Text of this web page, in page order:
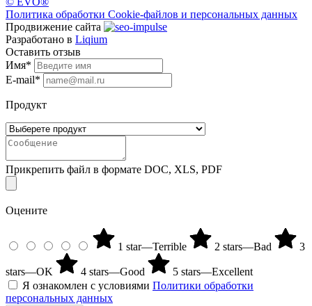
Политика обработки Cookie-файлов и персональных данных
Продвижение сайта
Разработано в Liqium
Оставить отзыв
Имя*
E-mail*
Продукт
Прикрепить файл в формате DOC, XLS, PDF
Оцените
1 star—Terrible 2 stars—Bad 3
stars—OK 4 stars—Good
5 stars—Excellent
Я ознакомлен с условиями Политики обработки
персональных данных